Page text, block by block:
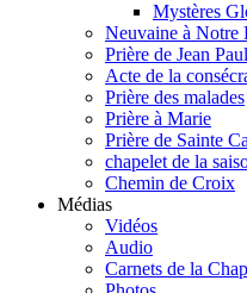
Mystères
Neuvaine à Notre
Prière de Jean
Acte de la
Prière des malades
Prière à Marie
Prière de Sainte
chapelet de la
Chemin de Croix
Médias
Vidéos
Audio
Carnets de la